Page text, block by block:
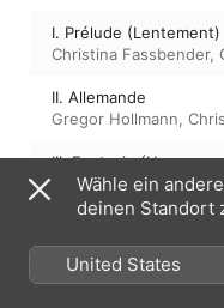
I. Prélude (Lentement)
Christina Fassbender,
II. Allemande
Gregor Hollmann,
III. Fantasie (Un peu
Christina Fassbender,
Gregor Hollmann,
Wähle ein
deinen Standort
United States